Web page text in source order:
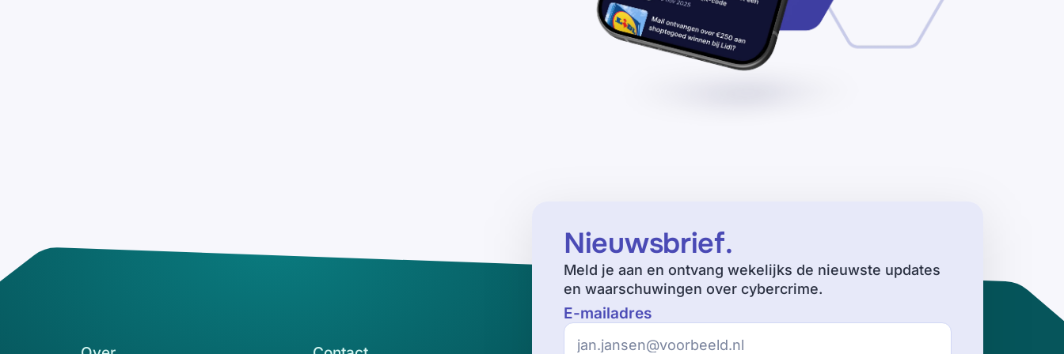
Nieuwsbrief.
Meld je aan en ontvang wekelijks de nieuwste updates
en waarschuwingen over cybercrime.
E-mailadres